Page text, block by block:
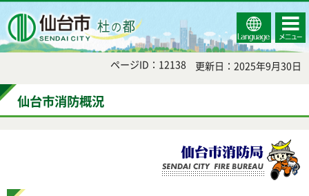
Select
Language
コンテ
ンツメ
ニュー
ページID：12138 更新日：2025年9月30日
仙台市消防概況